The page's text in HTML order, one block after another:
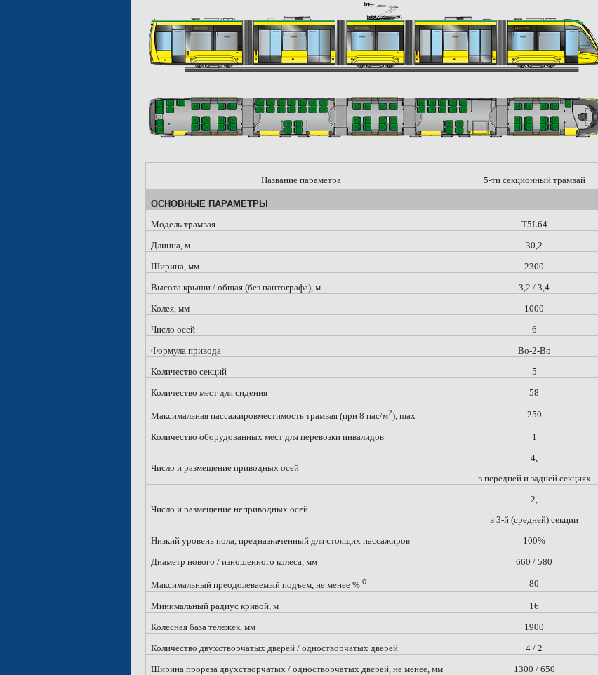
Название параметра 5-ти секционный трамвай
ОСНОВНЫЕ ПАРАМЕТРЫ
Модель трамвая
T5L64
Длинна, м
30,2
Ширина, мм
2300
Высота крыши / общая (без пантографа), м
3,2 / 3,4
Колея, мм
1000
Число осей
6
Формула привода
Bo-2-Bo
Количество секций
5
Количество мест для сидения
58
Максимальная пассажировместимость трамвая (при 8 пас/м2), max 250
Количество оборудованных мест для перевозки инвалидов 1
Число и размещение приводных осей
4,
в передней и задней секциях
Число и размещение неприводных осей
2,
в 3-й (средней) секции
Низкий уровень пола, предназначенный для стоящих пассажиров
100%
Диаметр нового / изношенного колеса, мм
660 / 580
Максимальный преодолеваемый подъем, не менее %0 80
Минимальный радиус кривой, м
16
Колесная база тележек, мм
1900
Количество двухстворчатых дверей / одностворчатых дверей
4 / 2
Ширина прореза двухстворчатых / одностворчатых дверей, не менее, мм
1300 / 650